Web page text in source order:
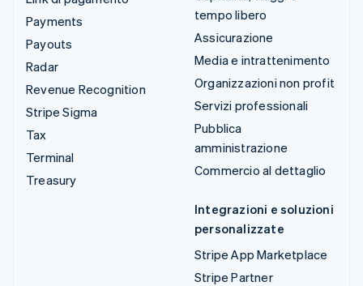
Payments
Payouts
Radar
Revenue Recognition
Stripe Sigma
Tax
Terminal
Treasury
tempo libero
Assicurazione
Media e intrattenimento
Organizzazioni non profit
Servizi professionali
Pubblica
amministrazione
Commercio al dettaglio
Integrazioni e soluzioni
personalizzate
Stripe App Marketplace
Stripe Partner